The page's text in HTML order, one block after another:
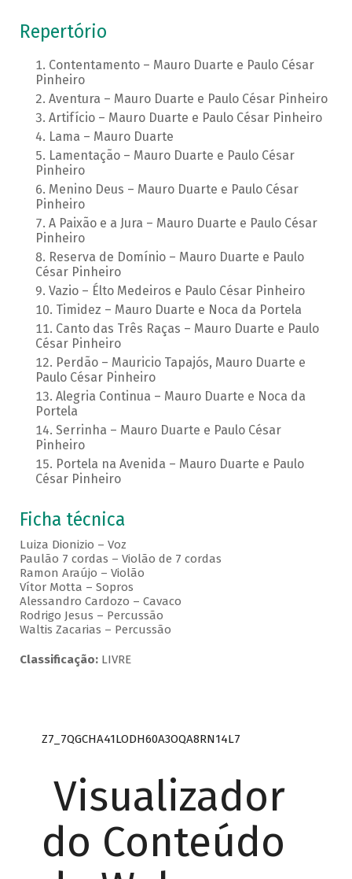
Repertório
Contentamento – Mauro Duarte e Paulo César
Pinheiro
Aventura – Mauro Duarte e Paulo César Pinheiro
Artifício – Mauro Duarte e Paulo César Pinheiro
Lama – Mauro Duarte
Lamentação – Mauro Duarte e Paulo César
Pinheiro
Menino Deus – Mauro Duarte e Paulo César
Pinheiro
A Paixão e a Jura – Mauro Duarte e Paulo César
Pinheiro
Reserva de Domínio – Mauro Duarte e Paulo
César Pinheiro
Vazio – Élto Medeiros e Paulo César Pinheiro
Timidez – Mauro Duarte e Noca da Portela
Canto das Três Raças – Mauro Duarte e Paulo
César Pinheiro
Perdão – Mauricio Tapajós, Mauro Duarte e
Paulo César Pinheiro
Alegria Continua – Mauro Duarte e Noca da
Portela
Serrinha – Mauro Duarte e Paulo César
Pinheiro
Portela na Avenida – Mauro Duarte e Paulo
César Pinheiro
Ficha técnica
Luiza Dionizio – Voz
Paulão 7 cordas – Violão de 7 cordas
Ramon Araújo – Violão
Vítor Motta – Sopros
Alessandro Cardozo – Cavaco
Rodrigo Jesus – Percussão
Waltis Zacarias – Percussão
Classificação:LIVRE
Z7_7QGCHA41LODH60A3OQA8RN14L7
Visualizador
do Conteúdo